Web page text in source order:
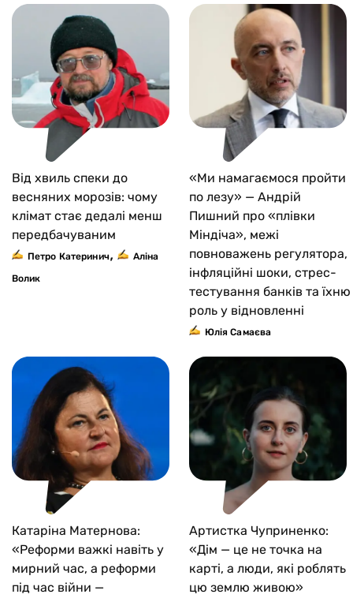
Від хвиль спеки до
весняних морозів: чому
клімат стає дедалі менш
передбачуваним
Петро Катеринич,
Аліна
Волик
«Ми намагаємося пройти
по лезу» — Андрій
Пишний про «плівки
Міндіча», межі
повноважень регулятора,
інфляційні шоки, стрес-
тестування банків та їхню
роль у відновленні
Юлiя Самаєва
Катаріна Матернова:
«Реформи важкі навіть у
мирний час, а реформи
під час війни —
Артистка Чуприненко:
«Дім — це не точка на
карті, а люди, які роблять
цю землю живою»